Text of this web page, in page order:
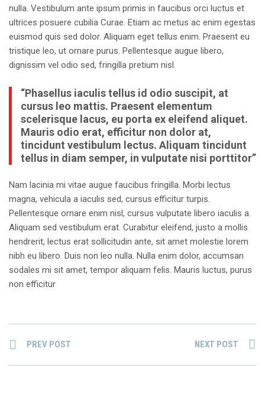
nulla. Vestibulum ante ipsum primis in faucibus orci luctus et
ultrices posuere cubilia Curae. Etiam ac metus ac enim egestas
euismod quis sed dolor. Aliquam eget tellus enim. Praesent eu
tristique leo, ut ornare purus. Pellentesque augue libero,
dignissim vel odio sed, fringilla pretium nisl.
“Phasellus iaculis tellus id odio suscipit, at
cursus leo mattis. Praesent elementum
scelerisque lacus, eu porta ex eleifend aliquet.
Mauris odio erat, efficitur non dolor at,
tincidunt vestibulum lectus. Aliquam tincidunt
tellus in diam semper, in vulputate nisi porttitor”
Nam lacinia mi vitae augue faucibus fringilla. Morbi lectus
magna, vehicula a iaculis sed, cursus efficitur turpis.
Pellentesque ornare enim nisl, cursus vulputate libero iaculis a.
Aliquam sed vestibulum erat. Curabitur eleifend, justo a mollis
hendrerit, lectus erat sollicitudin ante, sit amet molestie lorem
nibh eu libero. Duis non leo nulla. Nulla enim dolor, accumsan
sodales mi sit amet, tempor aliquam felis. Mauris luctus, purus
non efficitur
PREV POST NEXT POST